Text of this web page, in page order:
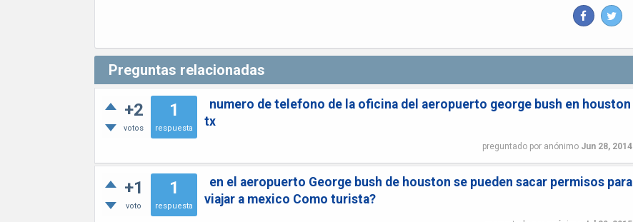
Preguntas relacionadas
+2
votos
1
respuesta
numero de telefono de la oficina del aeropuerto george bush en houston
tx
preguntado por anónimo Jun 28, 2014
+1
voto
1
respuesta
en el aeropuerto George bush de houston se pueden sacar permisos para
viajar a mexico Como turista?